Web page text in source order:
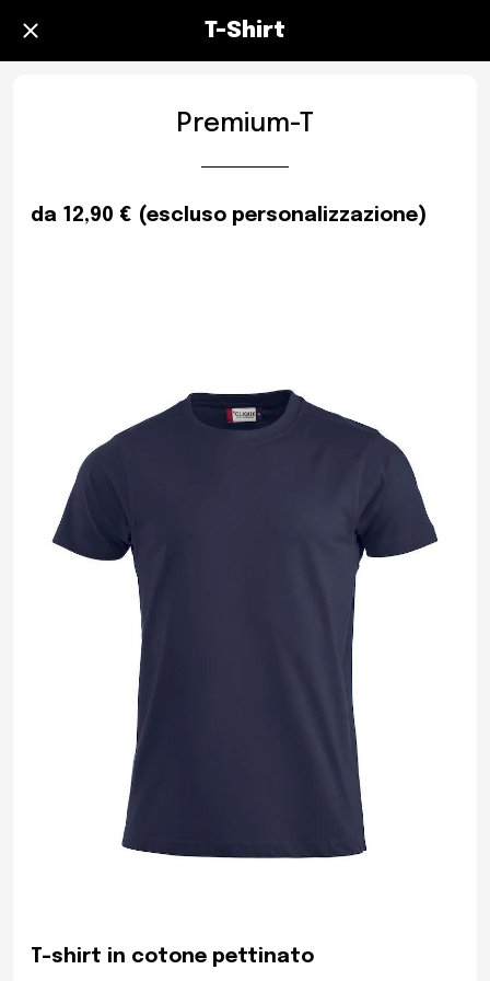
T-Shirt
Premium-T
da 12,90 € (escluso personalizzazione)
T-shirt in cotone pettinato